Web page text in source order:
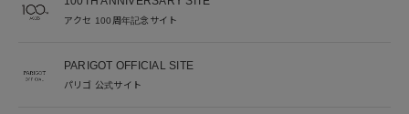
アクセ 100周年記念サイト
PARIGOT OFFICIAL SITE
パリゴ 公式サイト